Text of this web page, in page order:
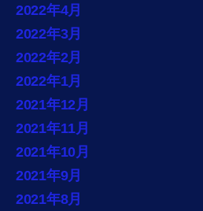
2022年4月
2022年3月
2022年2月
2022年1月
2021年12月
2021年11月
2021年10月
2021年9月
2021年8月